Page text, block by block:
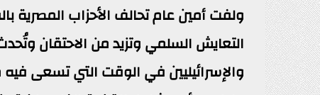
ولفت أمين عام تحالف الأحزاب المصرية
التعايش السلمي وتزيد من الاحتقان وتُحدث
والإسرائيليين في الوقت التي تسعى